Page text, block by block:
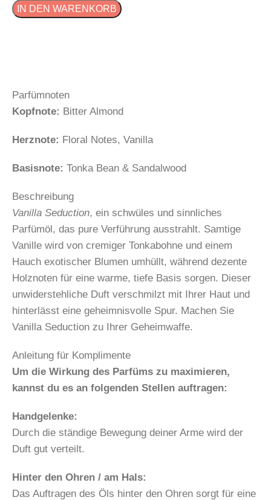
IN DEN WARENKORB
Parfümnoten
Kopfnote: Bitter Almond
Herznote: Floral Notes, Vanilla
Basisnote: Tonka Bean & Sandalwood
Beschreibung
Vanilla Seduction, ein schwüles und sinnliches
Parfümöl, das pure Verführung ausstrahlt. Samtige
Vanille wird von cremiger Tonkabohne und einem
Hauch exotischer Blumen umhüllt, während dezente
Holznoten für eine warme, tiefe Basis sorgen. Dieser
unwiderstehliche Duft verschmilzt mit Ihrer Haut und
hinterlässt eine geheimnisvolle Spur. Machen Sie
Vanilla Seduction zu Ihrer Geheimwaffe.
Anleitung für Komplimente
Um die Wirkung des Parfüms zu maximieren,
kannst du es an folgenden Stellen auftragen:
Handgelenke:
Durch die ständige Bewegung deiner Arme wird der
Duft gut verteilt.
Hinter den Ohren / am Hals:
Das Auftragen des Öls hinter den Ohren sorgt für eine